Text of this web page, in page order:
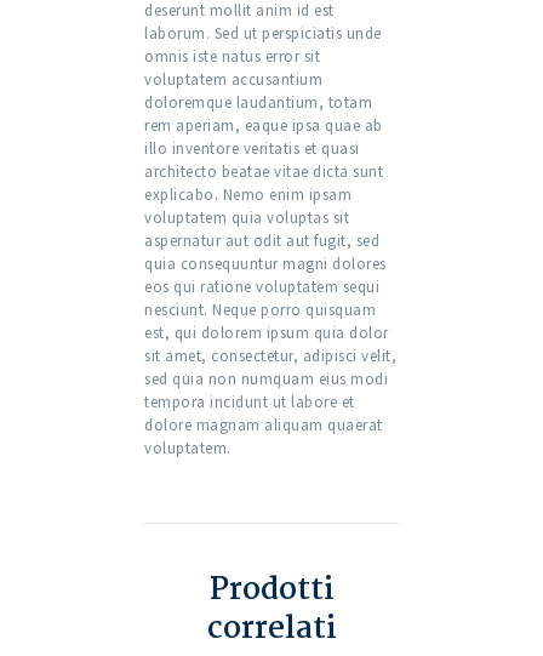
deserunt mollit anim id est
laborum. Sed ut perspiciatis unde
omnis iste natus error sit
voluptatem accusantium
doloremque laudantium, totam
rem aperiam, eaque ipsa quae ab
illo inventore veritatis et quasi
architecto beatae vitae dicta sunt
explicabo. Nemo enim ipsam
voluptatem quia voluptas sit
aspernatur aut odit aut fugit, sed
quia consequuntur magni dolores
eos qui ratione voluptatem sequi
nesciunt. Neque porro quisquam
est, qui dolorem ipsum quia dolor
sit amet, consectetur, adipisci velit,
sed quia non numquam eius modi
tempora incidunt ut labore et
dolore magnam aliquam quaerat
voluptatem.
Prodotti
correlati